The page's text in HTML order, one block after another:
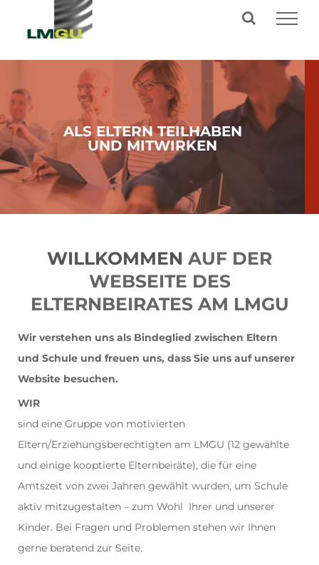
Inhalt
ALS ELTERN TEILHABEN
UND MITWIRKEN
WILLKOMMEN AUF DER
WEBSEITE DES
ELTERNBEIRATES AM LMGU
Wir verstehen uns als Bindeglied zwischen Eltern
und Schule und freuen uns, dass Sie uns auf unserer
Website besuchen.
WIR
sind eine Gruppe von motivierten
Eltern/Erziehungsberechtigten am LMGU (12 gewählte
und einige kooptierte Elternbeiräte), die für eine
Amtszeit von zwei Jahren gewählt wurden, um Schule
aktiv mitzugestalten – zum Wohl Ihrer und unserer
Kinder. Bei Fragen und Problemen stehen wir Ihnen
gerne beratend zur Seite.